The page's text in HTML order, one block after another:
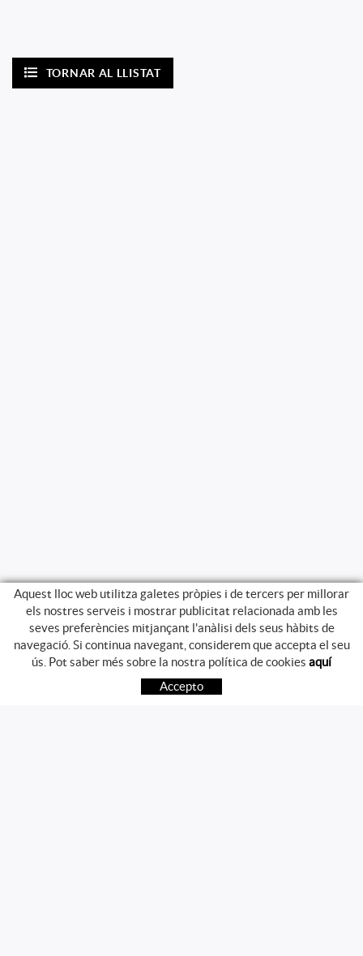
TORNAR AL LLISTAT
GUIA DE COMPRA
COM COMPRAR
PREGUNTES FREQÜENTS
Aquest lloc web utilitza galetes pròpies i de tercers per millorar
els nostres serveis i mostrar publicitat relacionada amb les
seves preferències mitjançant l'anàlisi dels seus hàbits de
navegació. Si continua navegant, considerem que accepta el seu
ús. Pot saber més sobre la nostra política de cookies aquí
Accepto